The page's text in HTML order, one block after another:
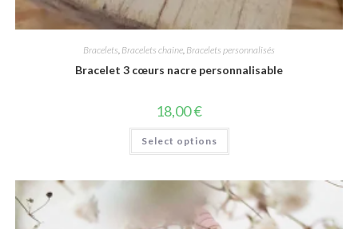
Bracelets Bracelets chaine Bracelets personnalisés
Bracelet 3 cœurs nacre personnalisable
18,00€
Select options